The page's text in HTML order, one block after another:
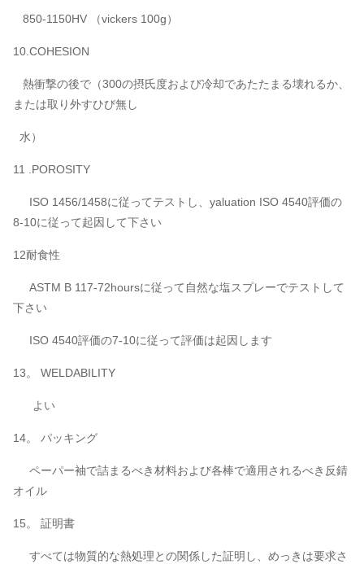
850-1150HV （vickers 100g）
10.COHESION
熱衝撃の後で（300の摂氏度および冷却であたたまる壊れるか、
または取り外すひび無し
水）
11 .POROSITY
ISO 1456/1458に従ってテストし、yaluation ISO 4540評価の
8-10に従って起因して下さい
12耐食性
ASTM B 117-72hoursに従って自然な塩スプレーでテストして
下さい
ISO 4540評価の7-10に従って評価は起因します
13。 WELDABILITY
よい
14。 パッキング
ペーパー袖で詰まるべき材料および各棒で適用されるべき反錆
オイル
15。 証明書
すべては物質的な熱処理との関係した証明し、めっきは要求さ